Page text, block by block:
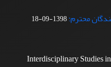
محترم:1398-09-18
Interdisciplinary Studies